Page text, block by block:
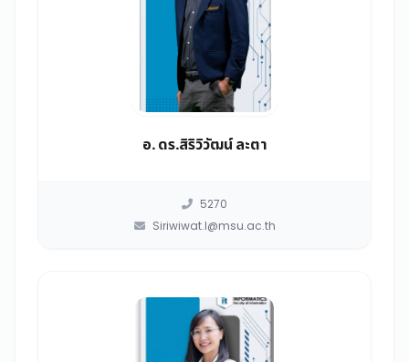
อ. ดร.สิริวิวัฒน์ ละตา
5270
Siriwiwat.l@msu.ac.th